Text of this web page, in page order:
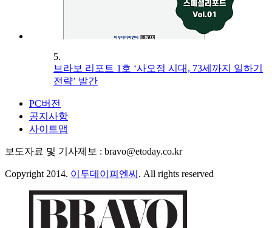
5.
브라보 리포트 1호 ‘사오정 시대, 73세까지 일하기
전략’ 발간
PC버전
공지사항
사이트맵
보도자료 및 기사제보 : bravo@etoday.co.kr
Copyright 2014. 이투데이피엔씨 . All rights reserved